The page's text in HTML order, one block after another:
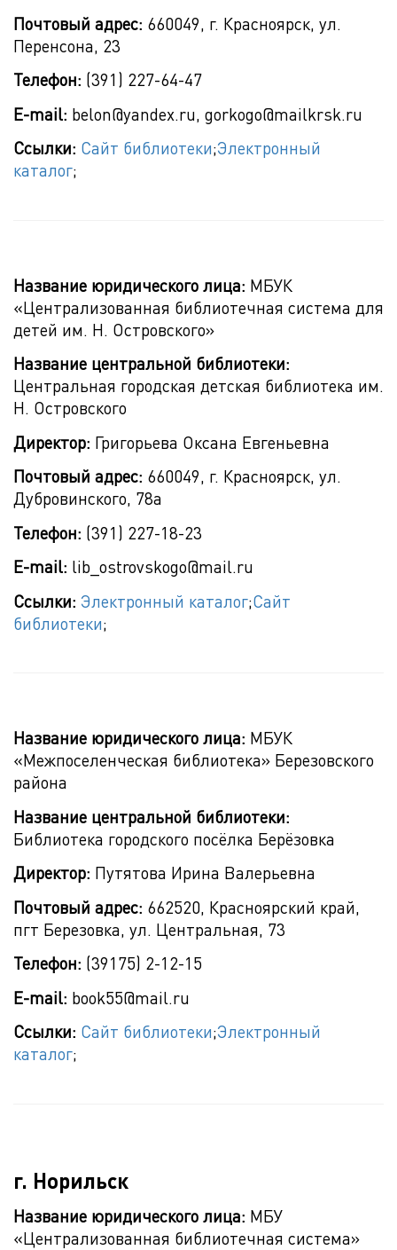
Почтовый адрес: 660049, г. Красноярск, ул.
Перенсона, 23
Телефон: (391) 227-64-47
E-mail: belon@yandex.ru, gorkogo@mailkrsk.ru
Ссылки: Сайт библиотеки;Электронный
каталог;
Название юридического лица: МБУК
«Централизованная библиотечная система для
детей им. Н. Островского»
Название центральной библиотеки:
Центральная городская детская библиотека им.
Н. Островского
Директор: Григорьева Оксана Евгеньевна
Почтовый адрес: 660049, г. Красноярск, ул.
Дубровинского, 78а
Телефон: (391) 227-18-23
E-mail: lib_ostrovskogo@mail.ru
Ссылки: Электронный каталог;Сайт
библиотеки;
Название юридического лица: МБУК
«Межпоселенческая библиотека» Березовского
района
Название центральной библиотеки:
Библиотека городского посёлка Берёзовка
Директор: Путятова Ирина Валерьевна
Почтовый адрес: 662520, Красноярский край,
пгт Березовка, ул. Центральная, 73
Телефон: (39175) 2-12-15
E-mail: book55@mail.ru
Ссылки: Сайт библиотеки;Электронный
каталог;
г. Норильск
Название юридического лица: МБУ
«Централизованная библиотечная система»